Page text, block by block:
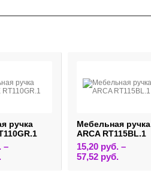
ручка
–
Мебельная ручка
ARCA RT115BL.1
15,20 руб. –
57,52 руб.